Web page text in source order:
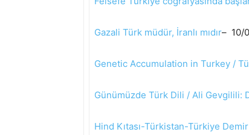
Gazali Türk müdür, İranlı mıdır– 10/
Genetic Accumulation in Turkey /
Günümüzde Türk Dili / Ali Gevgilili:
Hind Kıtası-Türkistan-Türkiye